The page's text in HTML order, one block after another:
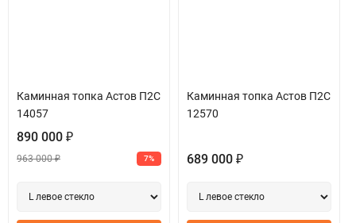
Каминная топка Астов П2С
14057
890 000 ₽
963 000 ₽ 7%
Каминная топка Астов П2С
12570
689 000 ₽